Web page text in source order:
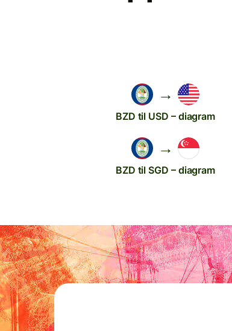
→
BZD til USD – diagram
→
BZD til SGD – diagram